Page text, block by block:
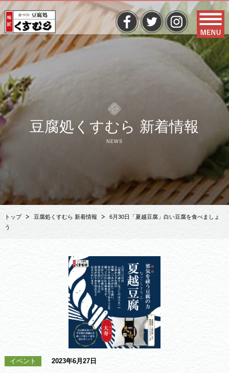
豆腐処くすむら 新着情報
NEWS
トップ 豆腐処くすむら 新着情報
6月30日「夏越豆腐」白い豆腐を食べましょ
う
イベント 2023年6月27日